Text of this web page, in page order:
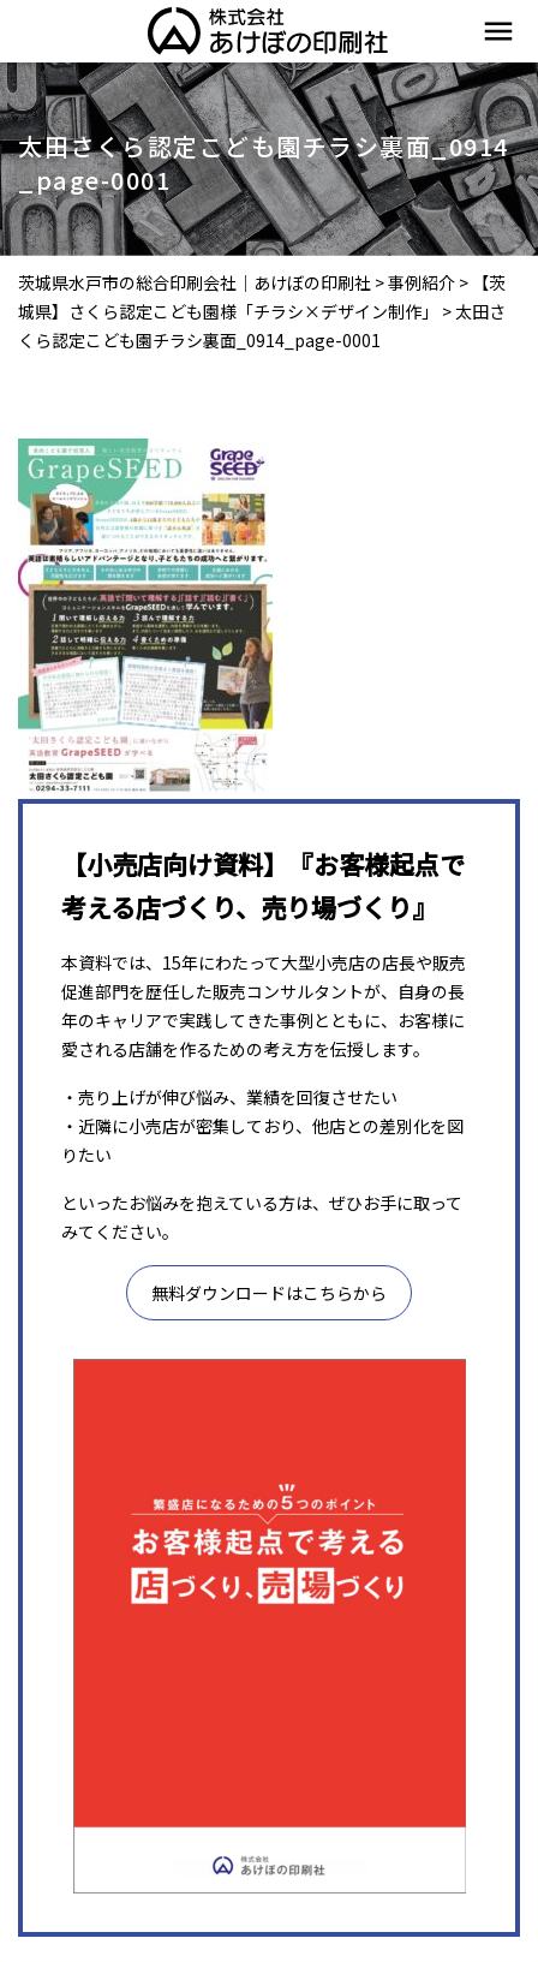
menu
太田さくら認定こども園チラシ裏面_0914
_page-0001
茨城県水戸市の総合印刷会社｜あけぼの印刷社 >事例紹介 > 【茨
城県】さくら認定こども園様「チラシ×デザイン制作」
>太田さ
くら認定こども園チラシ裏面_0914_page-0001
【小売店向け資料】『お客様起点で
考える店づくり、売り場づくり』
本資料では、15年にわたって大型小売店の店長や販売
促進部門を歴任した販売コンサルタントが、自身の長
年のキャリアで実践してきた事例とともに、お客様に
愛される店舗を作るための考え方を伝授します。
・売り上げが伸び悩み、業績を回復させたい
・近隣に小売店が密集しており、他店との差別化を図
りたい
といったお悩みを抱えている方は、ぜひお手に取って
みてください。
無料ダウンロードはこちらから